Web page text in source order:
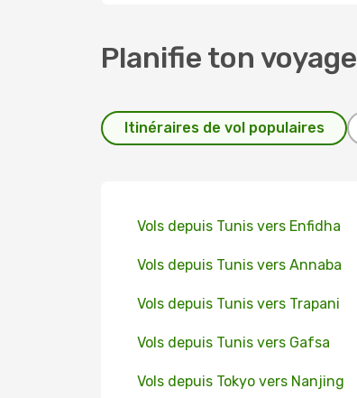
Planifie ton voyage
Itinéraires de vol populaires
Vols depuis Tunis vers Enfidha
Vols depuis Tunis vers Annaba
Vols depuis Tunis vers Trapani
Vols depuis Tunis vers Gafsa
Vols depuis Tokyo vers Nanjing